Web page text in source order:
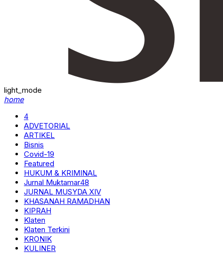
light_mode
home
4
ADVETORIAL
ARTIKEL
Bisnis
Covid-19
Featured
HUKUM & KRIMINAL
Jurnal Muktamar48
JURNAL MUSYDA XIV
KHASANAH RAMADHAN
KIPRAH
Klaten
Klaten Terkini
KRONIK
KULINER